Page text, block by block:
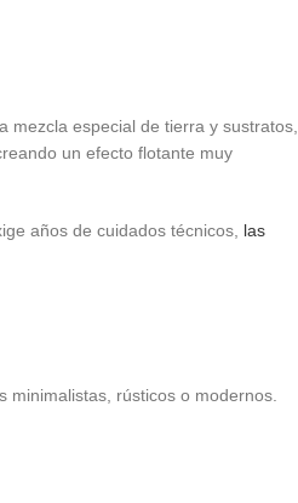
mezcla especial de tierra y sustratos,
un efecto flotante muy
años de cuidados técnicos, las
minimalistas, rústicos o modernos.